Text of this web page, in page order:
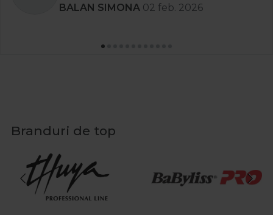
BALAN SIMONA 02 feb. 2026
Branduri de top